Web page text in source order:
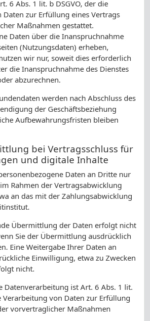
6 Abs. 1 lit. b DSGVO, der die
zur Erfüllung eines Vertrags
Maßnahmen gestattet.
Daten über die Inanspruchnahme
(Nutzungsdaten) erheben,
wir nur, soweit dies erforderlich
die Inanspruchnahme des Dienstes
abzurechnen.
werden nach Abschluss des
der Geschäftsbeziehung
Aufbewahrungsfristen bleiben
bei Vertragsschluss für
und digitale Inhalte
Daten an Dritte nur
Rahmen der Vertragsabwicklung
an das mit der Zahlungsabwicklung
Übermittlung der Daten erfolgt nicht
Sie der Übermittlung ausdrücklich
Eine Weitergabe Ihrer Daten an
Einwilligung, etwa zu Zwecken
nicht.
Datenverarbeitung ist Art. 6 Abs. 1 lit.
Verarbeitung von Daten zur Erfüllung
vorvertraglicher Maßnahmen